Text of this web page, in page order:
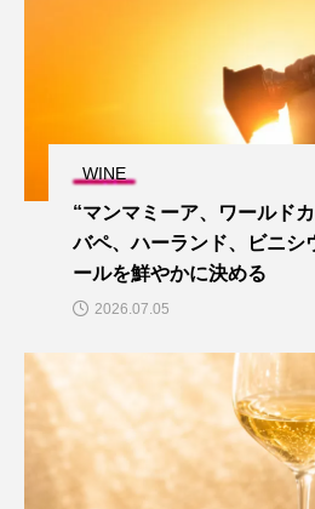
WINE
“マンマミーア、ワールド
バペ、ハーランド、ビニシ
ールを鮮やかに決める
2026.07.05